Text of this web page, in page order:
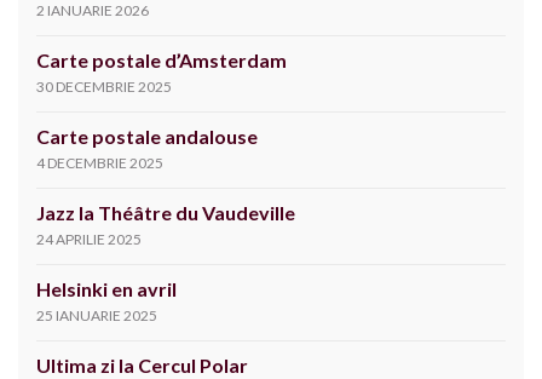
2 IANUARIE 2026
Carte postale d’Amsterdam
30 DECEMBRIE 2025
Carte postale andalouse
4 DECEMBRIE 2025
Jazz la Théâtre du Vaudeville
24 APRILIE 2025
Helsinki en avril
25 IANUARIE 2025
Ultima zi la Cercul Polar